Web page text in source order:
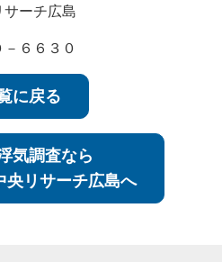
ーチ広島
６６３０
に戻る
気調査なら
央リサーチ広島へ